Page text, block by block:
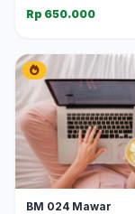
Rp 650.000
BM 024 Mawar